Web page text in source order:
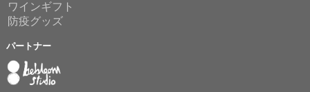
ワインギフト
防疫グッズ
パートナー